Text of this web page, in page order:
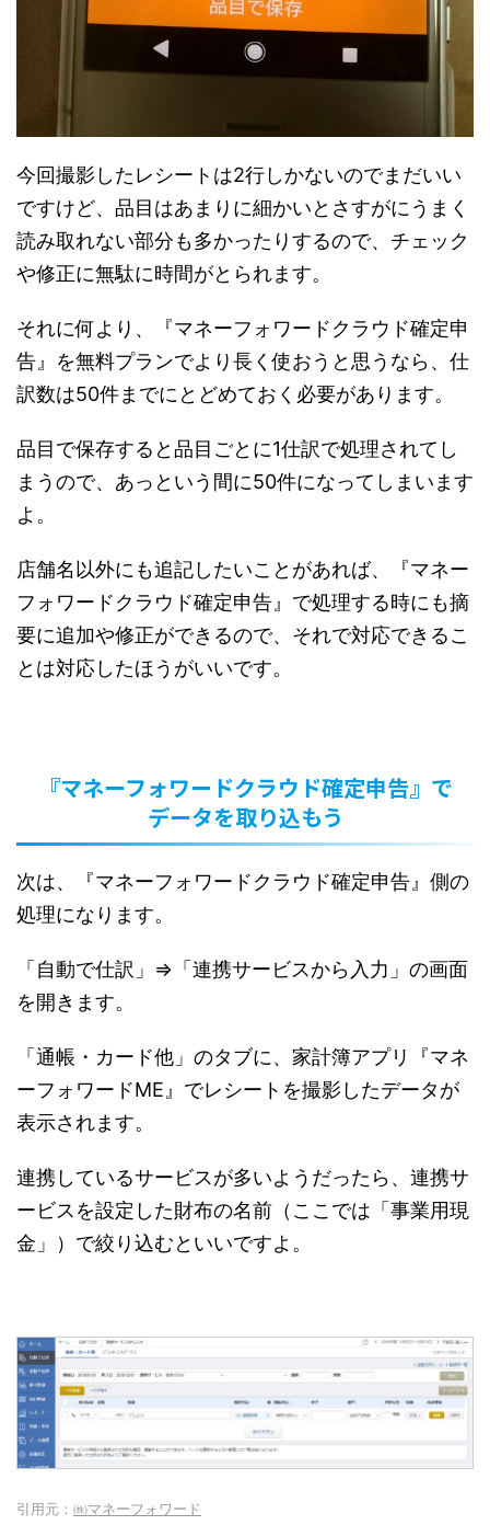
今回撮影したレシートは2行しかないのでまだいい
ですけど、品目はあまりに細かいとさすがにうまく
読み取れない部分も多かったりするので、チェック
や修正に無駄に時間がとられます。
それに何より、『マネーフォワードクラウド確定申
告』を無料プランでより長く使おうと思うなら、仕
訳数は50件までにとどめておく必要があります。
品目で保存すると品目ごとに1仕訳で処理されてし
まうので、あっという間に50件になってしまいます
よ。
店舗名以外にも追記したいことがあれば、『マネー
フォワードクラウド確定申告』で処理する時にも摘
要に追加や修正ができるので、それで対応できるこ
とは対応したほうがいいです。
『マネーフォワードクラウド確定申告』で
データを取り込もう
次は、『マネーフォワードクラウド確定申告』側の
処理になります。
「自動で仕訳」⇒「連携サービスから入力」の画面
を開きます。
「通帳・カード他」のタブに、家計簿アプリ『マネ
ーフォワードME』でレシートを撮影したデータが
表示されます。
連携しているサービスが多いようだったら、連携サ
ービスを設定した財布の名前（ここでは「事業用現
金」）で絞り込むといいですよ。
引用元： ㈱マネーフォワード